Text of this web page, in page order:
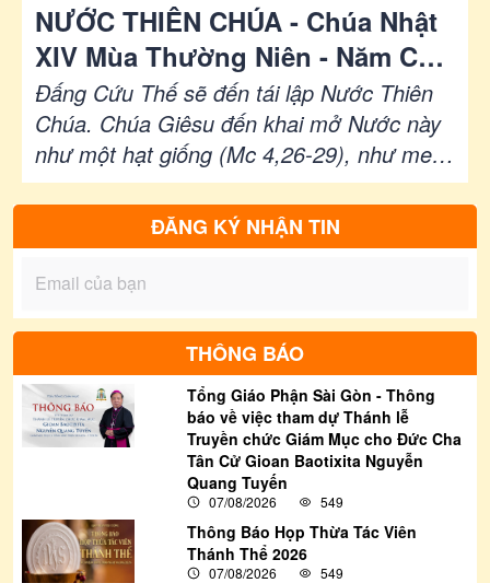
NƯỚC THIÊN CHÚA - Chúa Nhật
XIV Mùa Thường Niên - Năm C
(Lc 10,1-12.17-20) | Từ ngữ Kinh
Thánh
Đấng Cứu Thế sẽ đến tái lập Nước Thiên
Chúa. Chúa Giêsu đến khai mở Nước này
như một hạt giống (Mc 4,26-29), như men
trong bột (Mt 13,33), chỉ được ban cho
đàn chiên bé nhỏ. Nước ấy phải được lớn
lên (Mt 13,3-9 18-23, nhưng sẽ trở thành
như cây to lớn mà mọi chim trời sẽ đến
ĐĂNG KÝ NHẬN TIN
THÔNG BÁO
Tổng Giáo Phận Sài Gòn - Thông
báo về việc tham dự Thánh lễ
Truyền chức Giám Mục cho Đức Cha
Tân Cử Gioan Baotixita Nguyễn
Quang Tuyến
07/08/2026 549
Thông Báo Họp Thừa Tác Viên
Thánh Thể 2026
07/08/2026 549